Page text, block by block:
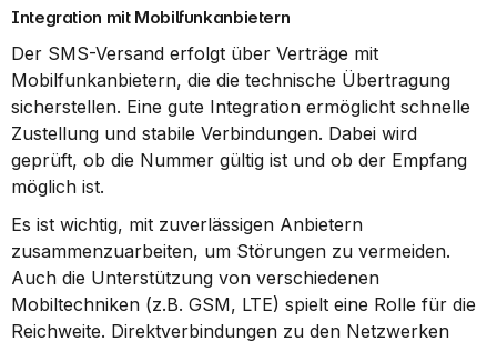
Integration mit Mobilfunkanbietern
Der SMS-Versand erfolgt über Verträge mit
Mobilfunkanbietern, die die technische Übertragung
sicherstellen. Eine gute Integration ermöglicht schnelle
Zustellung und stabile Verbindungen. Dabei wird
geprüft, ob die Nummer gültig ist und ob der Empfang
möglich ist.
Es ist wichtig, mit zuverlässigen Anbietern
zusammenzuarbeiten, um Störungen zu vermeiden.
Auch die Unterstützung von verschiedenen
Mobiltechniken (z.B. GSM, LTE) spielt eine Rolle für die
Reichweite. Direktverbindungen zu den Netzwerken